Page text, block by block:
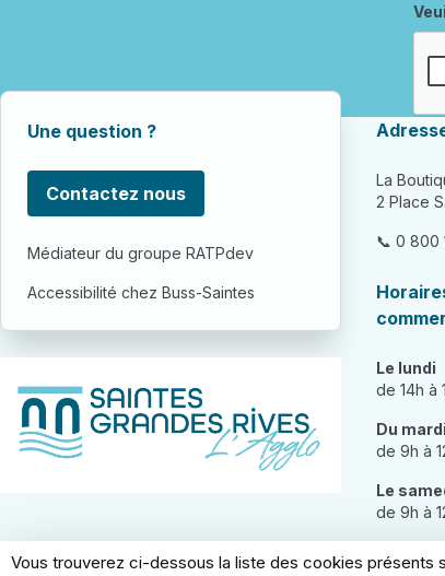
Une question ?
Contactez nous
Médiateur du groupe RATPdev
Accessibilité chez Buss-Saintes
La
2 Place
📞 0 800
Le lundi
de 14h à
Du
de 9h à
Le
de 9h à
Vous trouverez ci-dessous la liste des cookies